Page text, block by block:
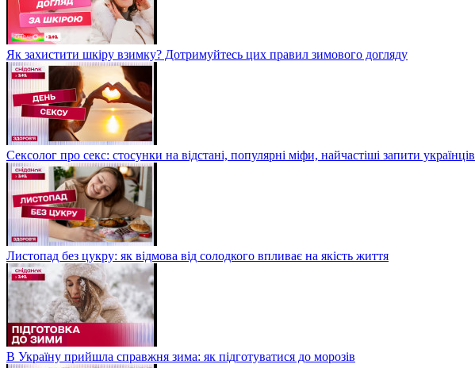
Як захистити шкіру взимку? Дотримуйтесь цих правил зимового догляду
Сексолог про секс: стосунки на відстані, популярні міфи, найчастіші запити українців
Листопад без цукру: як відмова від солодкого впливає на якість життя
В Україну прийшла справжня зима: як підготуватися до морозів